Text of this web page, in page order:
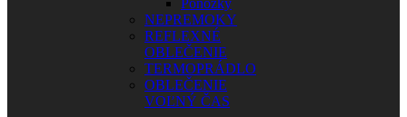
Ponožky
NEPREMOKY
REFLEXNÉ
OBLEČENIE
TERMOPRÁDLO
OBLEČENIE
VOĽNÝ ČAS